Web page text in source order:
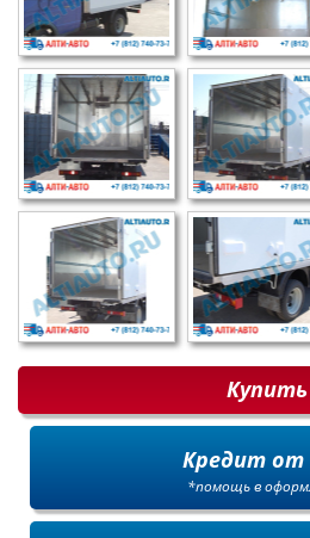
Купить
Кредит от
*помощь в